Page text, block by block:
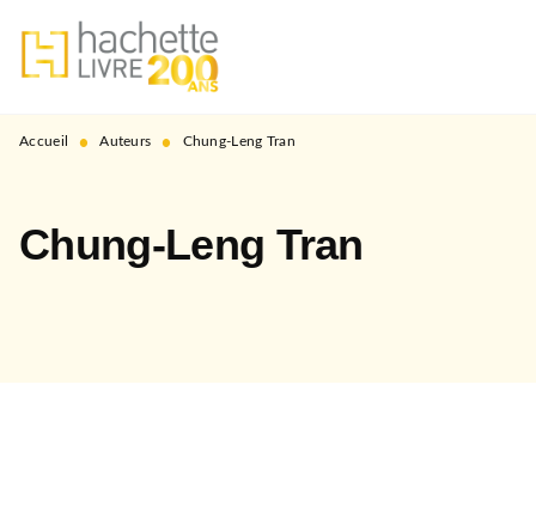
MENU RECHERCHE
PIED DE PAGE
Accueil • Auteurs • Chung-Leng Tran
Chung-Leng Tran